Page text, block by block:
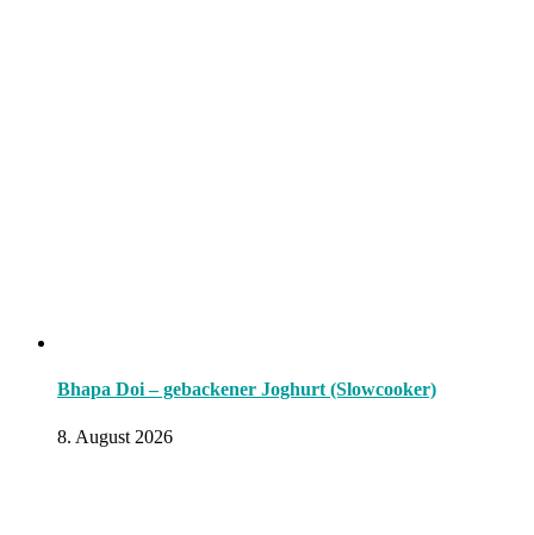
Bhapa Doi – gebackener Joghurt (Slowcooker)
8. August 2026